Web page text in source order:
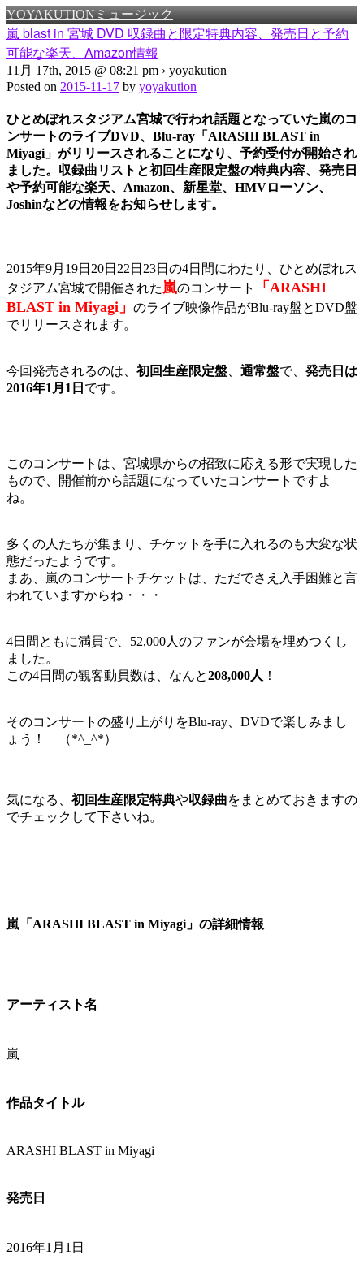
YOYAKUTIONミュージック
嵐 blast in 宮城 DVD 収録曲と限定特典内容、発売日と予約
可能な楽天、Amazon情報
11月 17th, 2015 @ 08:21 pm › yoyakution
Posted on 2015-11-17 by yoyakution
ひとめぼれスタジアム宮城で行われ話題となっていた嵐のコ
ンサートのライブDVD、Blu-ray「ARASHI BLAST in
Miyagi」がリリースされることになり、予約受付が開始され
ました。収録曲リストと初回生産限定盤の特典内容、発売日
や予約可能な楽天、Amazon、新星堂、HMVローソン、
Joshinなどの情報をお知らせします。
2015年9月19日20日22日23日の4日間にわたり、ひとめぼれス
タジアム宮城で開催された 嵐のコンサート
「ARASHI
BLAST in Miyagi」 のライブ映像作品がBlu-ray盤とDVD盤
でリリースされます。
今回発売されるのは、 初回生産限定盤 通常盤で、 発売日は
2016年1月1日 です。
このコンサートは、宮城県からの招致に応える形で実現した
もので、開催前から話題になっていたコンサートですよ
ね。
多くの人たちが集まり、チケットを手に入れるのも大変な状
態だったようです。
まあ、嵐のコンサートチケットは、ただでさえ入手困難と言
われていますからね・・・
4日間ともに満員で、52,000人のファンが会場を埋めつくし
ました。
この4日間の観客動員数は、なんと208,000人 ！
そのコンサートの盛り上がりをBlu-ray、DVDで楽しみまし
ょう！ （*^_^*）
気になる、 初回生産限定特典や収録曲をまとめておきますの
でチェックして下さいね。
嵐「ARASHI BLAST in Miyagi」の詳細情報
アーティスト名
嵐
作品タイトル
ARASHI BLAST in Miyagi
発売日
2016年1月1日